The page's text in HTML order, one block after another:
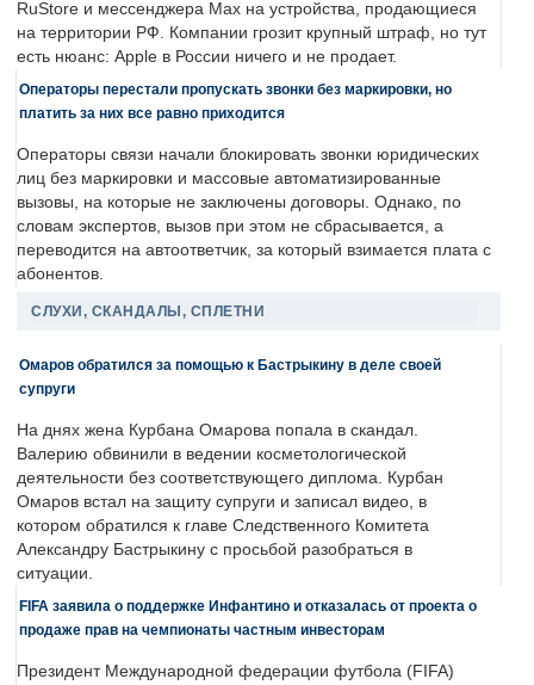
RuStore и мессенджера Max на устройства, продающиеся
на территории РФ. Компании грозит крупный штраф, но тут
есть нюанс: Apple в России ничего и не продает.
Операторы перестали пропускать звонки без маркировки, но
платить за них все равно приходится
Операторы связи начали блокировать звонки юридических
лиц без маркировки и массовые автоматизированные
вызовы, на которые не заключены договоры. Однако, по
словам экспертов, вызов при этом не сбрасывается, а
переводится на автоответчик, за который взимается плата с
абонентов.
СЛУХИ, СКАНДАЛЫ, СПЛЕТНИ
Омаров обратился за помощью к Бастрыкину в деле своей
супруги
На днях жена Курбана Омарова попала в скандал.
Валерию обвинили в ведении косметологической
деятельности без соответствующего диплома. Курбан
Омаров встал на защиту супруги и записал видео, в
котором обратился к главе Следственного Комитета
Александру Бастрыкину с просьбой разобраться в
ситуации.
FIFA заявила о поддержке Инфантино и отказалась от проекта о
продаже прав на чемпионаты частным инвесторам
Президент Международной федерации футбола (FIFA)